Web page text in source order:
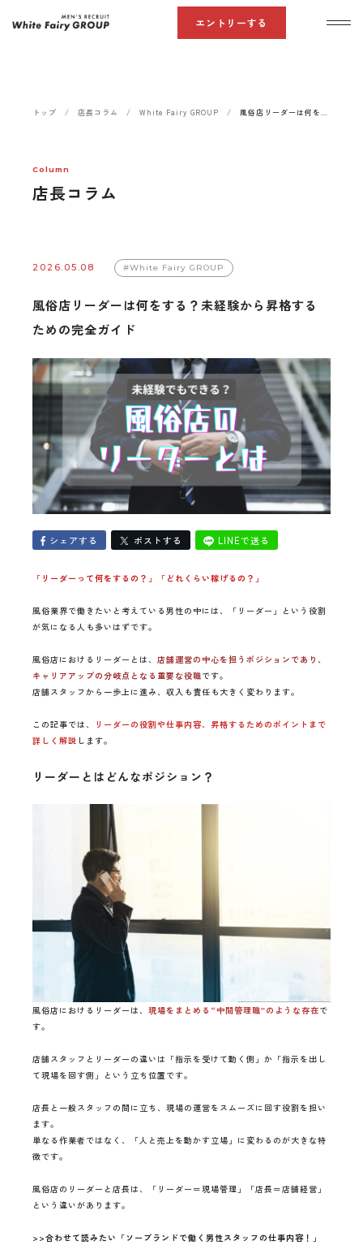
White Fairy GROUP MEN’S RECRUIT
エントリーする
風俗店リーダーは何をする？未経験から昇格するための完全ガイド
トップ 店長コラム White Fairy GROUP 風俗店リーダーは何をする？未経験から昇格するための完全ガイド
Column
店長コラム
2026.05.08 #White Fairy GROUP
風俗店リーダーは何をする？未経験から昇格する
ための完全ガイド
シェアする ポストする LINEで送る
「リーダーって何をするの？」「どれくらい稼げるの？」
風俗業界で働きたいと考えている男性の中には、「リーダー」という役割
が気になる人も多いはずです。
風俗店におけるリーダーとは、店舗運営の中心を担うポジションであり、
キャリアアップの分岐点となる重要な役職です。
店舗スタッフから一歩上に進み、収入も責任も大きく変わります。
この記事では、
リーダーの役割や仕事内容、昇格するためのポイントまで
詳しく解説 します。
リーダーとはどんなポジション？
風俗店におけるリーダーは、現場をまとめる“中間管理職”のような存在で
す。
店舗スタッフとリーダーの違いは「指示を受けて動く側」か「指示を出し
て現場を回す側」という立ち位置です。
店長と一般スタッフの間に立ち、現場の運営をスムーズに回す役割を担い
ます。
単なる作業者ではなく、「人と売上を動かす立場」に変わるのが大きな特
徴です。
風俗店のリーダーと店長は、「リーダー＝現場管理」「店長＝店舗経営」
という違いがあります。
>>合わせて読みたい「ソープランドで働く男性スタッフの仕事内容！」